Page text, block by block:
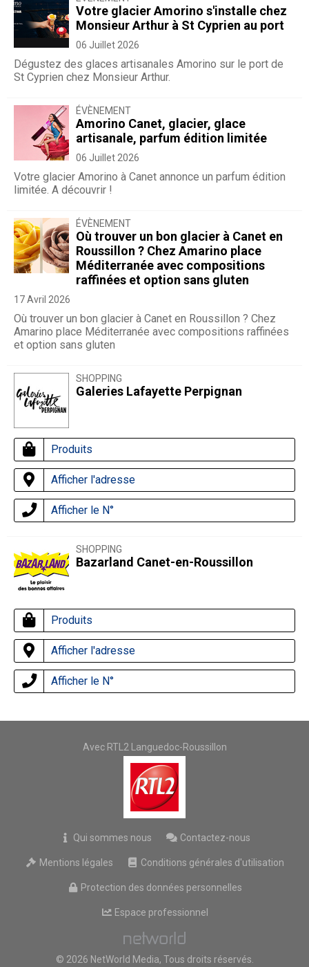
Votre glacier Amorino s'installe chez
Monsieur Arthur à St Cyprien au port
06 Juillet 2026
Dégustez des glaces artisanales Amorino sur le port de
St Cyprien chez Monsieur Arthur.
ÉVÈNEMENT
Amorino Canet, glacier, glace
artisanale, parfum édition limitée
06 Juillet 2026
Votre glacier Amorino à Canet annonce un parfum édition
limitée. A découvrir !
ÉVÈNEMENT
Où trouver un bon glacier à Canet en
Roussillon ? Chez Amarino place
Méditerranée avec compositions
raffinées et option sans gluten
17 Avril 2026
Où trouver un bon glacier à Canet en Roussillon ? Chez
Amarino place Méditerranée avec compositions raffinées
et option sans gluten
SHOPPING
Galeries Lafayette Perpignan
Produits
Afficher l'adresse
Afficher le N°
SHOPPING
Bazarland Canet-en-Roussillon
Produits
Afficher l'adresse
Afficher le N°
Avec RTL2 Languedoc-Roussillon
Qui sommes nous Contactez-nous
Mentions légales Conditions générales d'utilisation
Protection des données personnelles
Espace professionnel
© 2026 NetWorld Media, Tous droits réservés.